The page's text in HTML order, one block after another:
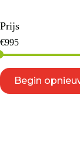
Prijs
€995
Begin